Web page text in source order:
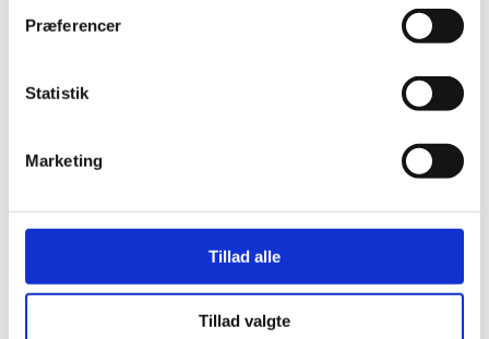
Præferencer
Statistik
Marketing
Tillad alle
Tillad valgte
Mail:tbm@teologi.dk
Folkedrab og sammenhæng
Folk og kirke i Armenien
fortælles i ord og billeder om sammenhængen mellem folk og
kirke i dette særlige land, som til alle sider er omgivet af
De kristne i Tyrkiet før og nu